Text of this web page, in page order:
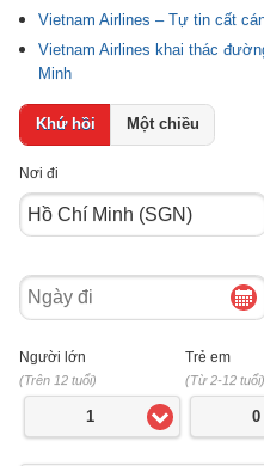
Vietnam Airlines – Tự tin cất
Vietnam Airlines khai thác
Minh
Khứ hồi Một chiều
Nơi đi
Ngày
đi
Người lớn
(Trên 12 tuổi)
1
Trẻ em
(Từ 2-12 tuổi)
0